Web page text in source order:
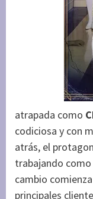
atrapada como
codiciosa y con
atrás, el
trabajando
cambio
principales